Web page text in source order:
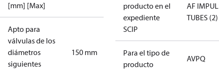
[mm] [Max]
Apto para
válvulas de los
diámetros
siguientes
150 mm
producto en el
expediente
SCIP
AF
TUBES (2)
Para el tipo de
producto
AVPQ